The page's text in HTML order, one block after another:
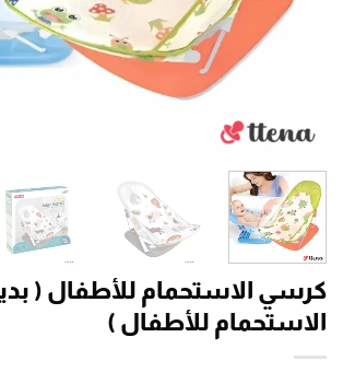
كرسي الاستحمام للأطفال (
الاستحمام للأطفال )